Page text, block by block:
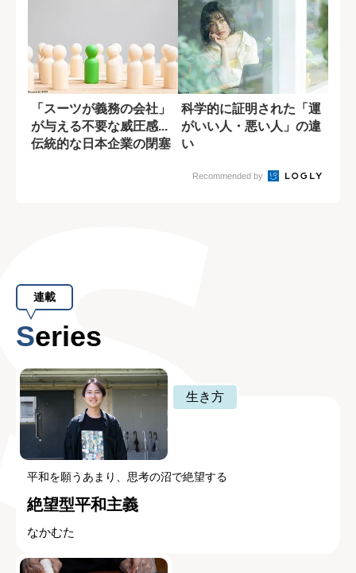
「スーツが義務の会社」
が与える不要な威圧感...
伝統的な日本企業の閉塞
科学的に証明された「運
がいい人・悪い人」の違
い
Recommended by
連載
Series
生き方
平和を願うあまり、思考の沼で絶望する
絶望型平和主義
なかむた